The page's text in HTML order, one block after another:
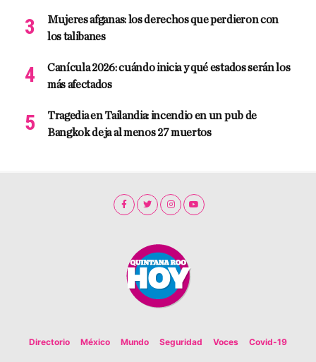
Mujeres afganas: los derechos que perdieron con
los talibanes
Canícula 2026: cuándo inicia y qué estados serán los
más afectados
Tragedia en Tailandia: incendio en un pub de
Bangkok deja al menos 27 muertos
Directorio México Mundo Seguridad Voces Covid-19